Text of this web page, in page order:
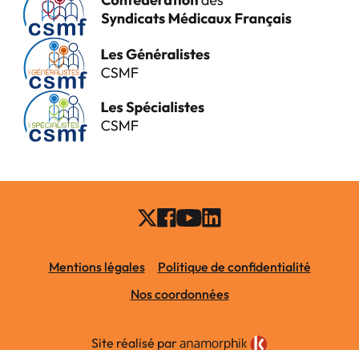
Mentions légales
Politique de confidentialité
Nos coordonnées
Site réalisé par